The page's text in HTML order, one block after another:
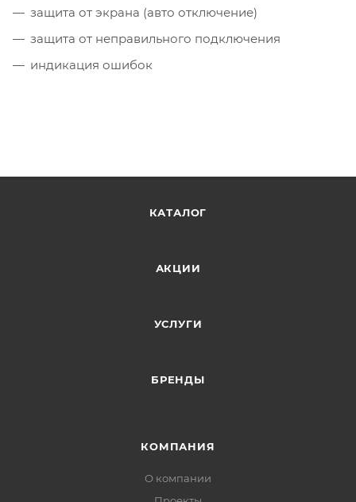
защита от экрана (авто отключение)
защита от неправильного подключения
индикация ошибок
КАТАЛОГ
АКЦИИ
УСЛУГИ
БРЕНДЫ
КОМПАНИЯ
О компании